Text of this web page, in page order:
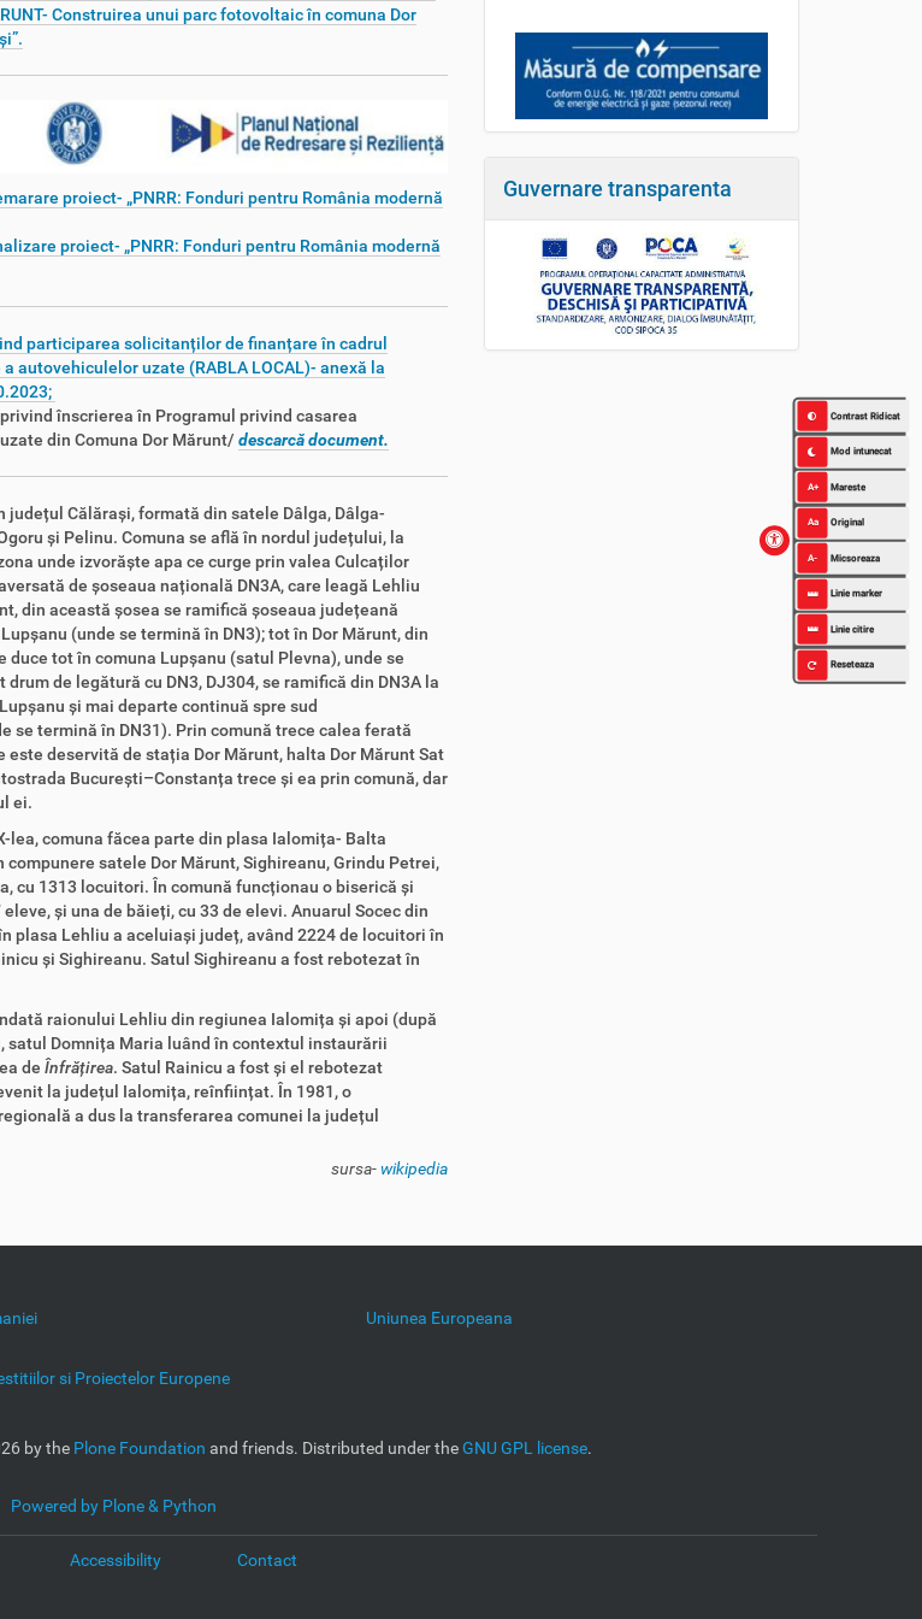
Contrast Ridicat
Mod intunecat
A+ Mareste
Aa Original
A- Micsoreaza
Linie marker
Linie citire
Reseteaza
Construirea unui parc fotovoltaic în comuna Dor
proiect- „PNRR: Fonduri pentru România modernă
proiect- „PNRR: Fonduri pentru România modernă
participarea solicitanților de finanțare în cadrul
autovehiculelor uzate (RABLA LOCAL)- anexă la
înscrierea în Programul privind casarea
din Comuna Dor Mărunt/ descarcă document.
județul Călărași,formată din satele Dâlga, Dâlga-
și Pelinu. Comuna se află în nordul județului, la
unde izvorăște apa ce curge prin valea Culcaților
de șoseaua națională DN3A, care leagă Lehliu
din această șosea se ramifică șoseaua județeană
(unde se termină în DN3); tot în Dor Mărunt, din
duce tot în comuna Lupșanu (satul Plevna), unde se
de legătură cu DN3, DJ304, se ramifică din DN3A la
și mai departe continuă spre sud
se termină în DN31). Prin comună trece calea ferată
este deservită de stația Dor Mărunt, halta Dor Mărunt Sat
București–Constanța trece și ea prin comună, dar
ei.
comuna făcea parte din plasa Ialomița- Balta
compunere satele Dor Mărunt, Sighireanu, Grindu Petrei,
cu 1313 locuitori. În comună funcționau o biserică și
și una de băieți, cu 33 de elevi. Anuarul Socec din
plasa Lehliu a aceluiași județ, având 2224 de locuitori în
și Sighireanu. Satul Sighireanu a fost rebotezat în
raionului Lehliu din regiunea Ialomița și apoi (după
satul Domnița Maria luând în contextul instaurării
de Înfrățirea. Satul Rainicu a fost și el rebotezat
la județul Ialomița, reînființat. În 1981, o
a dus la transferarea comunei la județul
sursa- wikipedia
Guvernare transparenta
Uniunea Europeana
si Proiectelor Europene
by the Plone Foundation and friends. Distributed under theGNU GPL license.
Powered by Plone & Python
Accessibility Contact